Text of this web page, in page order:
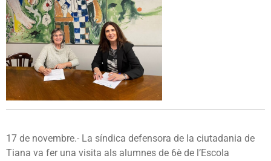
17 de novembre.- La síndica defensora de la ciutadania de
Tiana va fer una visita als alumnes de 6è de l’Escola